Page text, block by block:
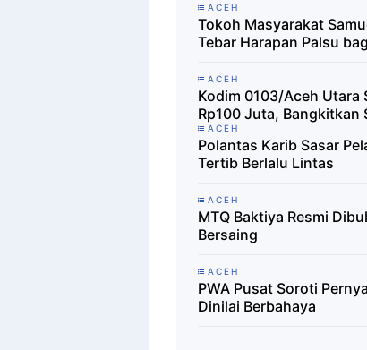
ACEH
Tokoh Masyarakat
Tebar Harapan Palsu
ACEH
Kodim 0103/Aceh Utara
Rp100 Juta, Bangkitkan
ACEH
Polantas Karib Sasar
Tertib Berlalu Lintas
ACEH
MTQ Baktiya Resmi
Bersaing
ACEH
PWA Pusat Soroti
Dinilai Berbahaya